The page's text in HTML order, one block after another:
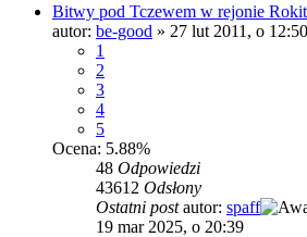
Bitwy pod Tczewem w rejonie
autor: be-good » 27 lut 2011, o 12:50
1
2
3
4
5
Ocena: 5.88%
48 Odpowiedzi
43612 Odsłony
Ostatni postautor: spaff
19 mar 2025, o 20:39